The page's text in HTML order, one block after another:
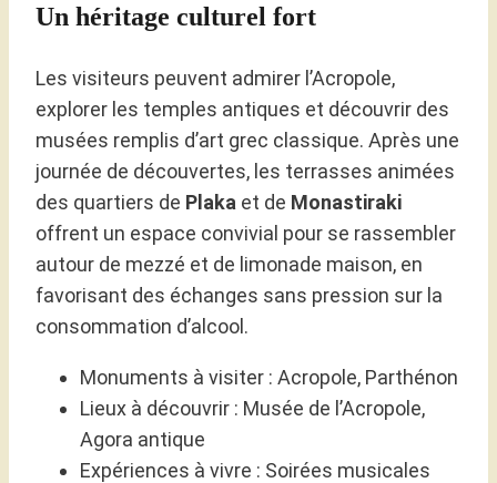
Un héritage culturel fort
Les visiteurs peuvent admirer l’Acropole,
explorer les temples antiques et découvrir des
musées remplis d’art grec classique. Après une
journée de découvertes, les terrasses animées
des quartiers de Plaka et de Monastiraki
offrent un espace convivial pour se rassembler
autour de mezzé et de limonade maison, en
favorisant des échanges sans pression sur la
consommation d’alcool.
Monuments à visiter : Acropole, Parthénon
Lieux à découvrir : Musée de l’Acropole,
Agora antique
Expériences à vivre : Soirées musicales